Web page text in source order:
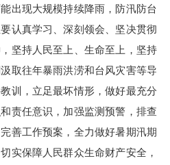
出现大规模持续降雨，防汛防台
认真学习、深刻领会、坚决贯彻
坚持人民至上、生命至上，坚持
取往年暴雨洪涝和台风灾害等导
训，立足最坏情形，做好最充分
责任意识，加强监测预警，排查
善工作预案，全力做好暑期汛期
实保障人民群众生命财产安全，